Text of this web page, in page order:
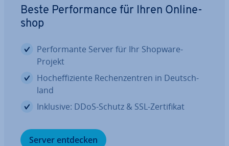
Beste Per­for­mance für Ihren On­line­
shop
Per­for­man­te Server für Ihr Shopware-
Projekt
Hoch­ef­fi­zi­en­te Re­chen­zen­tren in Deutsch­
land
Inklusive: DDoS-Schutz & SSL-Zer­ti­fi­kat
Server entdecken